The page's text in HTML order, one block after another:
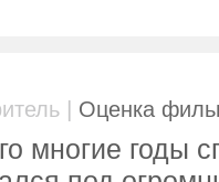
| Оценка
многие годы